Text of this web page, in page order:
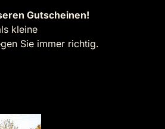
Gutscheinen!
kleine
Sie immer richtig.